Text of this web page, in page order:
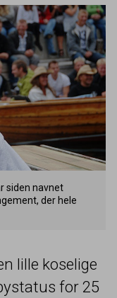
siden navnet
der hele
lille koselige
for25